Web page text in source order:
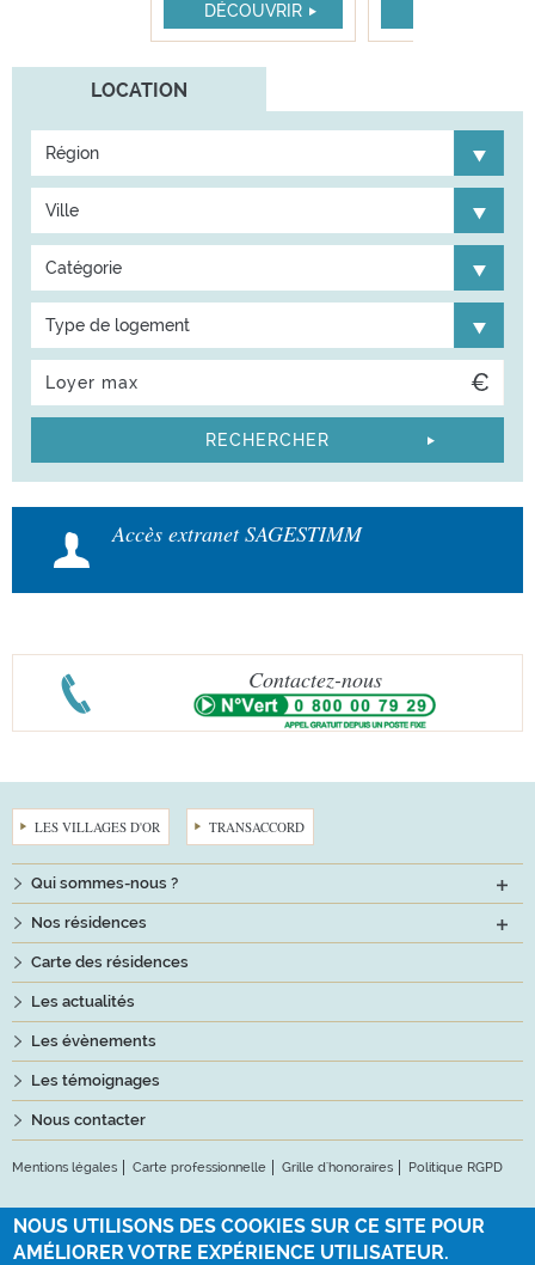
DÉCOUVRIR
d’Or
LOCATION
Région
Ville
Catégorie
Type de logement
Accès extranet SAGESTIMM
Contactez-nous
LES VILLAGES D'OR TRANSACCORD
Qui sommes-nous ?
Nos résidences
Carte des résidences
Les actualités
Les évènements
Les témoignages
Nous contacter
Mentions légales Carte professionnelle Grille d'honoraires Politique RGPD
Suivez-nous
NOUS UTILISONS DES COOKIES SUR CE SITE POUR
AMÉLIORER VOTRE EXPÉRIENCE UTILISATEUR.